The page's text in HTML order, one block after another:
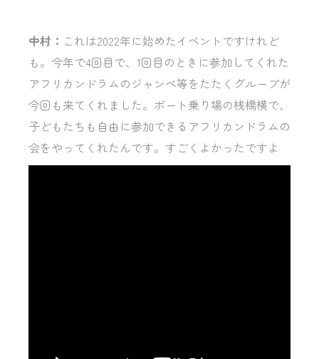
中村： これは2022年に始めたイベントですけれど
も。今年で4回目で、1回目のときに参加してくれた
アフリカンドラムのジャンべ等をたたくグループが
今回も来てくれました。ボート乗り場の桟橋横で、
子どもたちも自由に参加できるアフリカンドラムの
会をやってくれたんです。すごくよかったですよ